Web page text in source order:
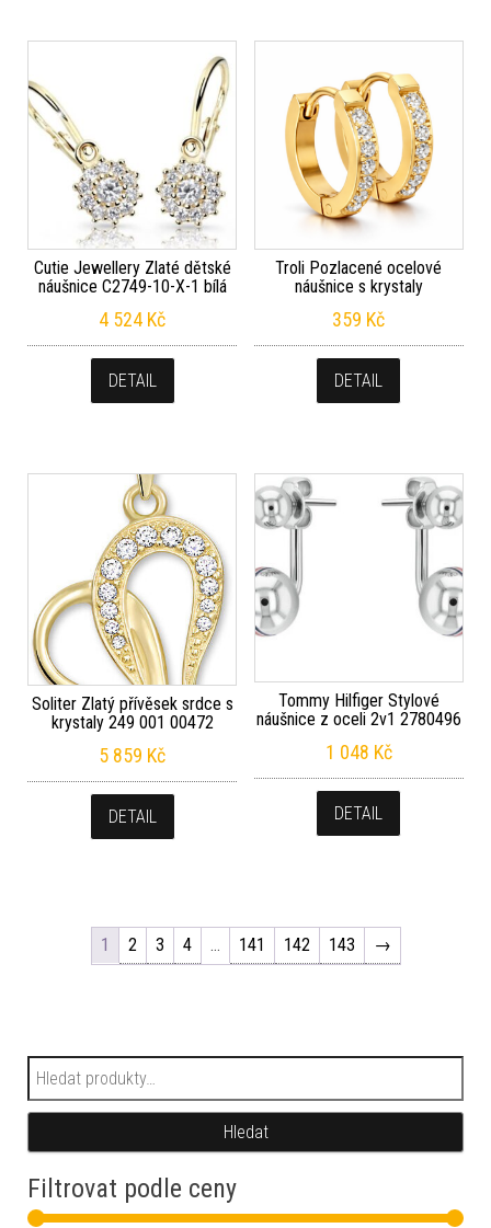
Cutie Jewellery Zlaté dětské
náušnice C2749-10-X-1 bílá
4 524 Kč
DETAIL
Troli Pozlacené ocelové
náušnice s krystaly
359 Kč
DETAIL
Soliter Zlatý přívěsek srdce s
krystaly 249 001 00472
5 859 Kč
DETAIL
Tommy Hilfiger Stylové
náušnice z oceli 2v1 2780496
1 048 Kč
DETAIL
1 2 3 4 … 141 142 143 →
Hledat:
Hledat
Filtrovat podle ceny